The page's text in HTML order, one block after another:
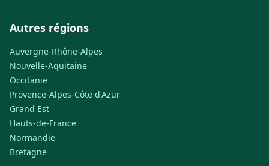
Autres régions
Auvergne-Rhône-Alpes
Nouvelle-Aquitaine
Occitanie
Provence-Alpes-Côte d'Azur
Grand Est
Hauts-de-France
Normandie
Bretagne